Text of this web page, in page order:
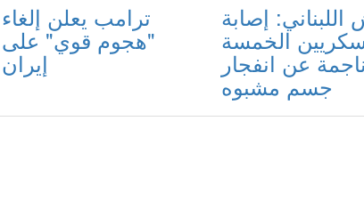
ترامب يعلن إلغاء
"هجوم قوي" على
إيران
اللبناني: إصابة
الخمسة
ناجمة عن انفجار
جسم مشبوه